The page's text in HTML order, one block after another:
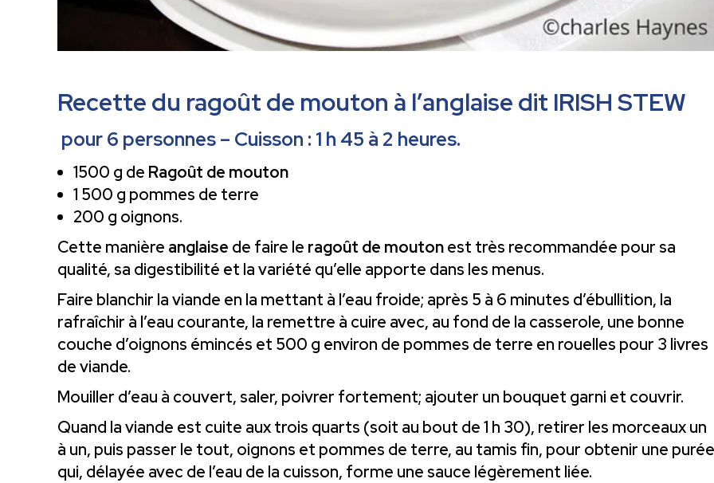
Recette du ragoût de mouton à l’anglaise dit IRISH STEW
pour 6 personnes – Cuisson : 1 h 45 à 2 heures.
1500 g de Ragoût de mouton
1 500 g pommes de terre
200 g oignons.
Cette manière anglaise de faire le ragoût de moutonest très recommandée pour sa
qualité, sa digestibilité et la variété qu’elle apporte dans les menus.
Faire blanchir la viande en la mettant à l’eau froide; après 5 à 6 minutes d’ébullition, la
rafraîchir à l’eau courante, la remettre à cuire avec, au fond de la casserole, une bonne
couche d’oignons émincés et 500 g environ de pommes de terre en rouelles pour 3 livres
de viande.
Mouiller d’eau à couvert, saler, poivrer fortement; ajouter un bouquet garni et couvrir.
Quand la viande est cuite aux trois quarts (soit au bout de 1 h 30), retirer les morceaux un
à un, puis passer le tout, oignons et pommes de terre, au tamis fin, pour obtenir une purée
qui, délayée avec de l’eau de la cuisson, forme une sauce légèrement liée.